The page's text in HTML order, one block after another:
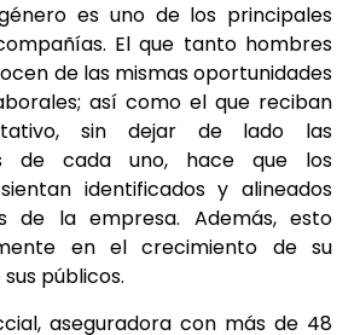
es uno de los principales
El que tanto hombres
de las mismas oportunidades
así como el que reciban
sin dejar de lado las
de cada uno, hace que los
identificados y alineados
de la empresa. Además, esto
en el crecimiento de su
públicos.
aseguradora con más de 48